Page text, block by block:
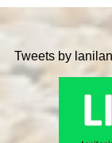
Tweets by